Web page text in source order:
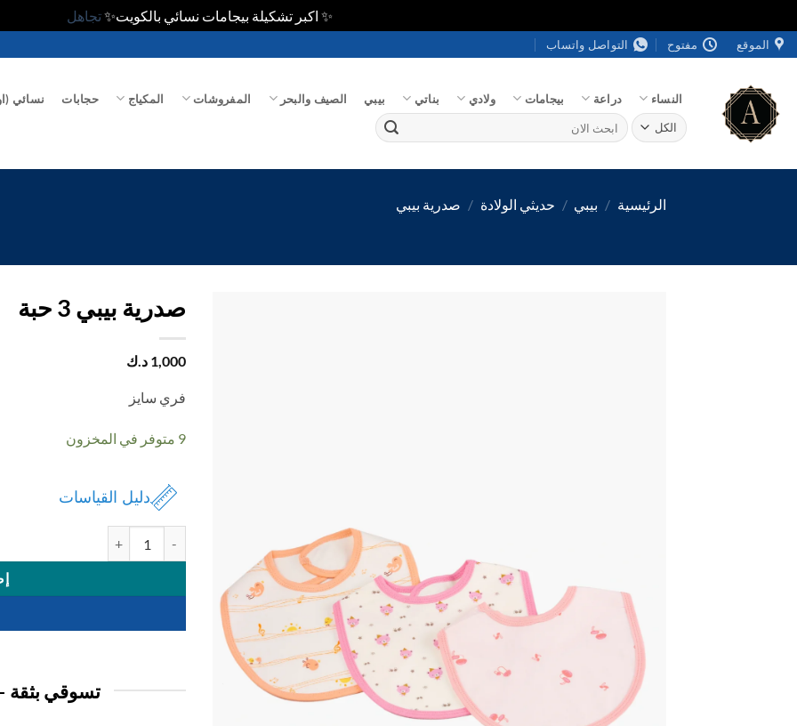
✨ اكبر تشكيلة بيجامات نسائي بالكويت✨تجاهل
تخطي
للمحتوى
الموقع مفتوح التواصل واتساب
النساء دراعة بيجامات ولادي بناتي بيبي الصيف والبحر المفروشات المكياج حجابات نسائي
البحث
عن:
الرئيسية / بيبي / حديثي الولادة / صدرية بيبي
صدرية بيبي 3 حبة
1,000 د.ك
فري سايز
9 متوفر في المخزون
دليل القياسات
تسوقي بثقة